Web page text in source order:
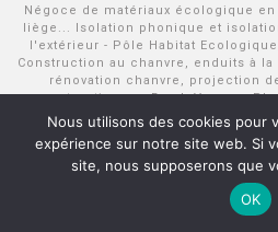
Négoce de matériaux écologique en
liège... Isolation phonique et
l'extérieur - Pôle Habitat
Construction au chanvre, enduits à
rénovation chanvre, projection
construction sur Baud, Vannes,
Pontivy, Loudéac, Rostrenen,
Nous utilisons des cookies pour
expérience sur notre site web. Si
site, nous supposerons que
OK